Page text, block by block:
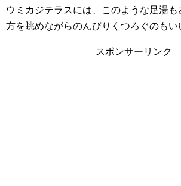
ウミカジテラスには、このような足湯
方を眺めながらのんびりくつろぐのもい
スポンサーリンク